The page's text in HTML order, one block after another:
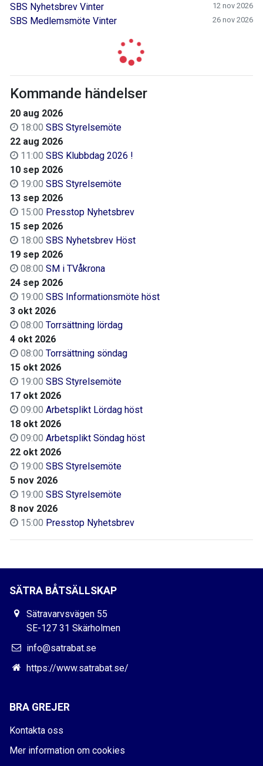
SBS Nyhetsbrev Vinter 12 nov 2026
SBS Medlemsmöte Vinter 26 nov 2026
Kommande händelser
20 aug 2026
18:00 SBS Styrelsemöte
22 aug 2026
11:00 SBS Klubbdag 2026 !
10 sep 2026
19:00 SBS Styrelsemöte
13 sep 2026
15:00 Presstop Nyhetsbrev
15 sep 2026
18:00 SBS Nyhetsbrev Höst
19 sep 2026
08:00 SM i TVåkrona
24 sep 2026
19:00 SBS Informationsmöte höst
3 okt 2026
08:00 Torrsättning lördag
4 okt 2026
08:00 Torrsättning söndag
15 okt 2026
19:00 SBS Styrelsemöte
17 okt 2026
09:00 Arbetsplikt Lördag höst
18 okt 2026
09:00 Arbetsplikt Söndag höst
22 okt 2026
19:00 SBS Styrelsemöte
5 nov 2026
19:00 SBS Styrelsemöte
8 nov 2026
15:00 Presstop Nyhetsbrev
SÄTRA BÅTSÄLLSKAP
Sätravarvsvägen 55
SE-127 31 Skärholmen
info@satrabat.se
https://www.satrabat.se/
BRA GREJER
Kontakta oss
Mer information om cookies